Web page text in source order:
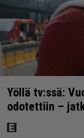
Yöllä tv:ssä:
odotettiin –